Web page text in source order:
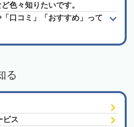
色々知りたいです。
「口コミ」「おすすめ」って
る
ビス